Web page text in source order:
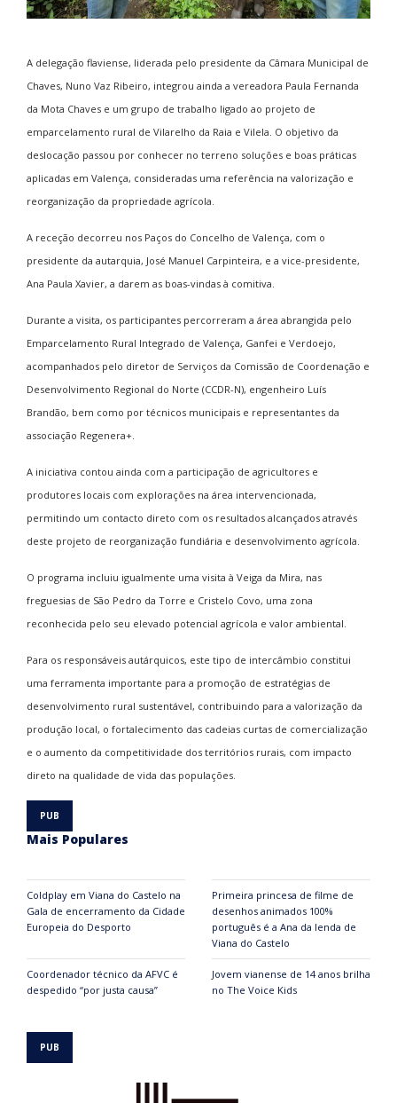
A delegação flaviense, liderada pelo presidente da Câmara Municipal de
Chaves, Nuno Vaz Ribeiro, integrou ainda a vereadora Paula Fernanda
da Mota Chaves e um grupo de trabalho ligado ao projeto de
emparcelamento rural de Vilarelho da Raia e Vilela. O objetivo da
deslocação passou por conhecer no terreno soluções e boas práticas
aplicadas em Valença, consideradas uma referência na valorização e
reorganização da propriedade agrícola.
A receção decorreu nos Paços do Concelho de Valença, com o
presidente da autarquia, José Manuel Carpinteira, e a vice-presidente,
Ana Paula Xavier, a darem as boas-vindas à comitiva.
Durante a visita, os participantes percorreram a área abrangida pelo
Emparcelamento Rural Integrado de Valença, Ganfei e Verdoejo,
acompanhados pelo diretor de Serviços da Comissão de Coordenação e
Desenvolvimento Regional do Norte (CCDR-N), engenheiro Luís
Brandão, bem como por técnicos municipais e representantes da
associação Regenera+.
A iniciativa contou ainda com a participação de agricultores e
produtores locais com explorações na área intervencionada,
permitindo um contacto direto com os resultados alcançados através
deste projeto de reorganização fundiária e desenvolvimento agrícola.
O programa incluiu igualmente uma visita à Veiga da Mira, nas
freguesias de São Pedro da Torre e Cristelo Covo, uma zona
reconhecida pelo seu elevado potencial agrícola e valor ambiental.
Para os responsáveis autárquicos, este tipo de intercâmbio constitui
uma ferramenta importante para a promoção de estratégias de
desenvolvimento rural sustentável, contribuindo para a valorização da
produção local, o fortalecimento das cadeias curtas de comercialização
e o aumento da competitividade dos territórios rurais, com impacto
direto na qualidade de vida das populações.
Mais Populares
Coldplay em Viana do Castelo na
Gala de encerramento da Cidade
Europeia do Desporto
Primeira princesa de filme de
desenhos animados 100%
português é a Ana da lenda de
Viana do Castelo
Coordenador técnico da AFVC é
despedido “por justa causa”
Jovem vianense de 14 anos brilha
no The Voice Kids